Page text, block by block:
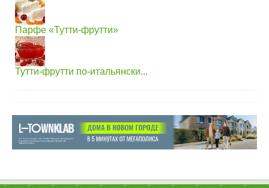
Парфе «Тутти-фрутти»
Тутти-фрутти по-итальянски...